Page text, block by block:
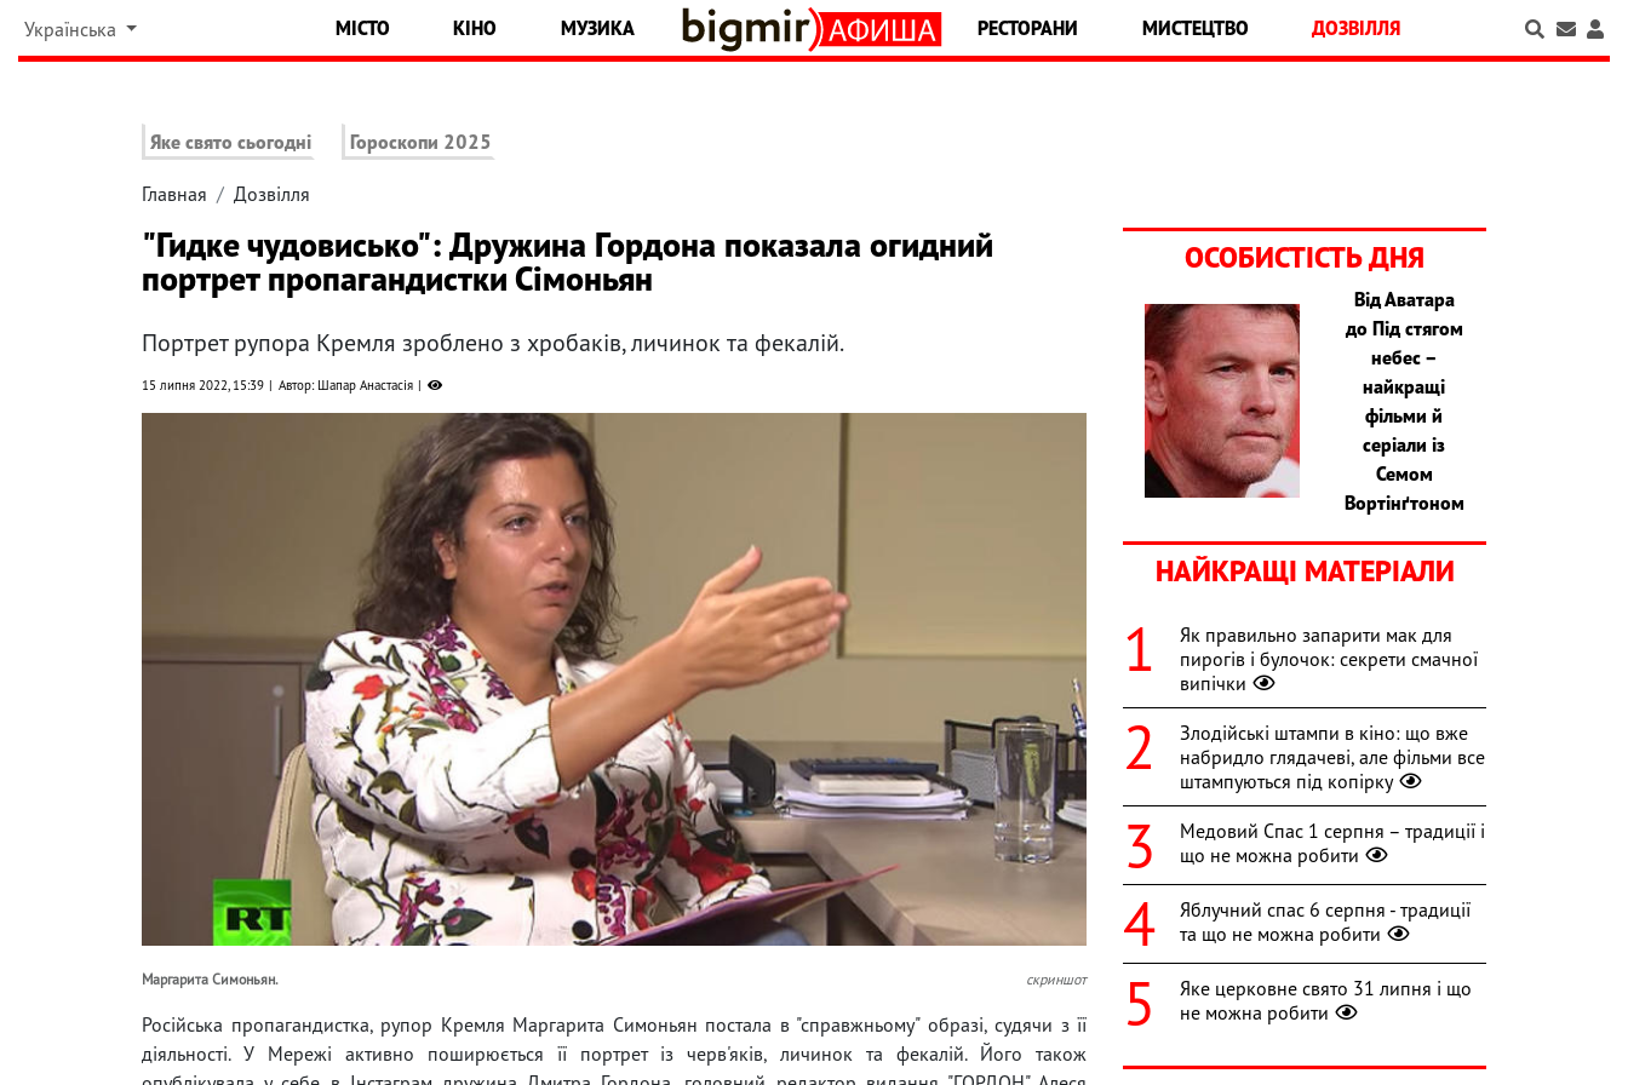
Українська МІСТО КІНО МУЗИКА РЕСТОРАНИ МИСТЕЦТВО ДОЗВІЛЛЯ
Яке свято сьогодні Гороскопи 2025
Главная Дозвілля
"Гидке чудовисько": Дружина Гордона показала огидний
портрет пропагандистки Сімоньян
Портрет рупора Кремля зроблено з хробаків, личинок та фекалій.
15 липня 2022, 15:39 Автор: Шапар Анастасія
Маргарита Симоньян. скриншот
Російська пропагандистка, рупор Кремля Маргарита Симоньян постала в "справжньому" образі, судячи з її
діяльності. У Мережі активно поширюється її портрет із черв'яків, личинок та фекалій. Його також
ОСОБИСТІСТЬ ДНЯ
Від Аватара
до Під стягом
небес –
найкращі
фільми й
серіали із
Семом
Вортінґтоном
НАЙКРАЩІ МАТЕРІАЛИ
Як правильно запарити мак для
пирогів і булочок: секрети смачної
випічки
Злодійські штампи в кіно: що вже
набридло глядачеві, але фільми все
штампуються під копірку
Медовий Спас 1 серпня – традиції і
що не можна робити
Яблучний спас 6 серпня - традиції
та що не можна робити
Яке церковне свято 31 липня і що
не можна робити